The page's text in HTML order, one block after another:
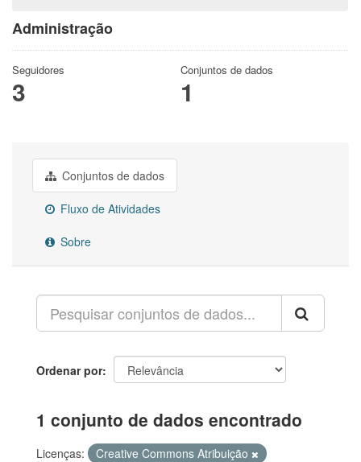
Administração
Seguidores
3
Conjuntos de dados
1
Conjuntos de dados
Fluxo de Atividades
Sobre
Ordenar por
1 conjunto de dados encontrado
Licenças:
Creative Commons Atribuição